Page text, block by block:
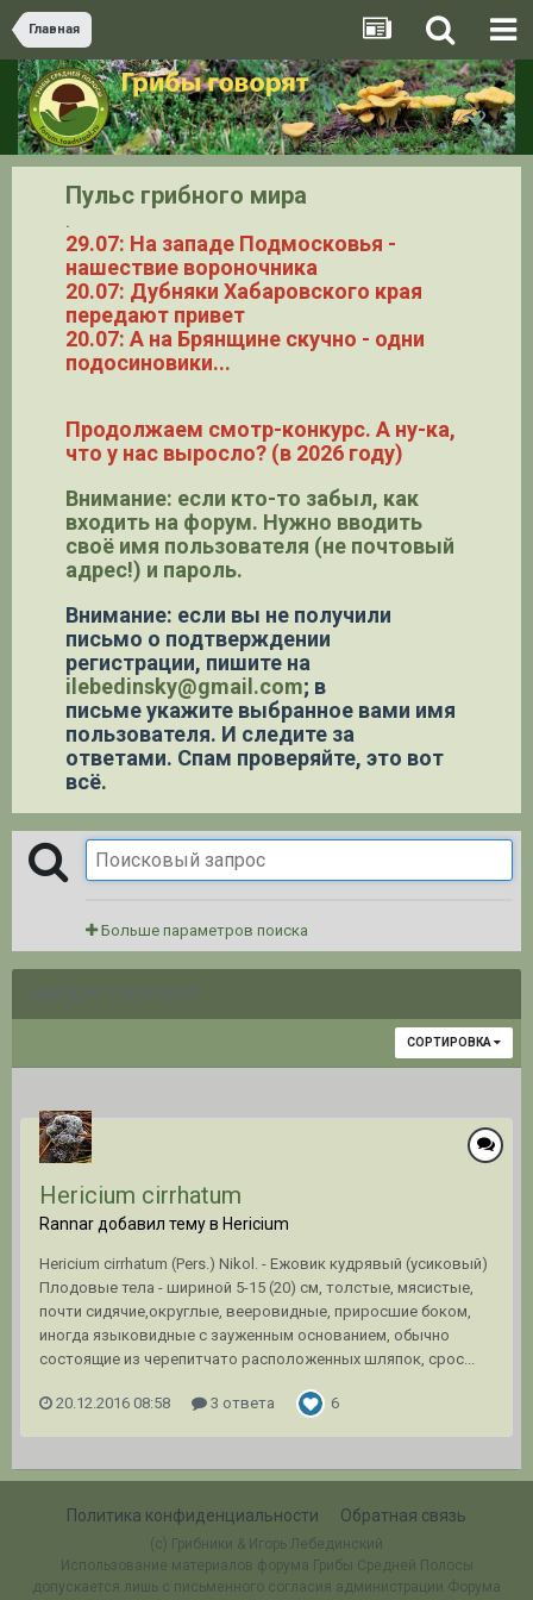
Главная
Пульс грибного мира
.
29.07: На западе Подмосковья -
нашествие вороночника
20.07: Дубняки Хабаровского края
передают привет
20.07: А на Брянщине скучно - одни
подосиновики...
Продолжаем смотр-конкурс. А ну-ка,
что у нас выросло? (в 2026 году)
Внимание: если кто-то забыл, как
входить на форум. Нужно вводить
своё имя пользователя (не почтовый
адрес!) и пароль.
Внимание: если вы не получили
письмо о подтверждении
регистрации, пишите на
ilebedinsky@gmail.com; в
письме укажите выбранное вами имя
пользователя. И следите за
ответами. Спам проверяйте, это вот
всё.
Больше параметров поиска
НАЙДЕНО 1 РЕЗУЛЬТАТ
СОРТИРОВКА
Hericium cirrhatum
Rannar добавил тему в Hericium
Hericium cirrhatum (Pers.) Nikol. - Ежовик кудрявый (усиковый)
Плодовые тела - шириной 5-15 (20) см, толстые, мясистые,
почти сидячие,округлые, вееровидные, приросшие боком,
иногда языковидные с зауженным основанием, обычно
состоящие из черепитчато расположенных шляпок, срос...
20.12.2016 08:58 3 ответа 6
Политика конфиденциальности Обратная связь
(c) Грибники & Игорь Лебединский
Использование материалов форума Грибы Средней Полосы
допускается лишь с письменного согласия администрации Форума